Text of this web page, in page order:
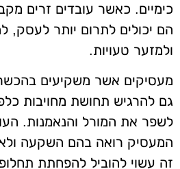
כימיים. כאשר עובדים זרים
הם יכולים לתרום יותר לעסק,
ולמזער טעויות.
מעסיקים אשר משקיעים
גם להרגיש תחושת מחויבות
לשפר את המורל והנאמנות.
המעסיק רואה בהם השקעה
זה עשוי להוביל להפחתת